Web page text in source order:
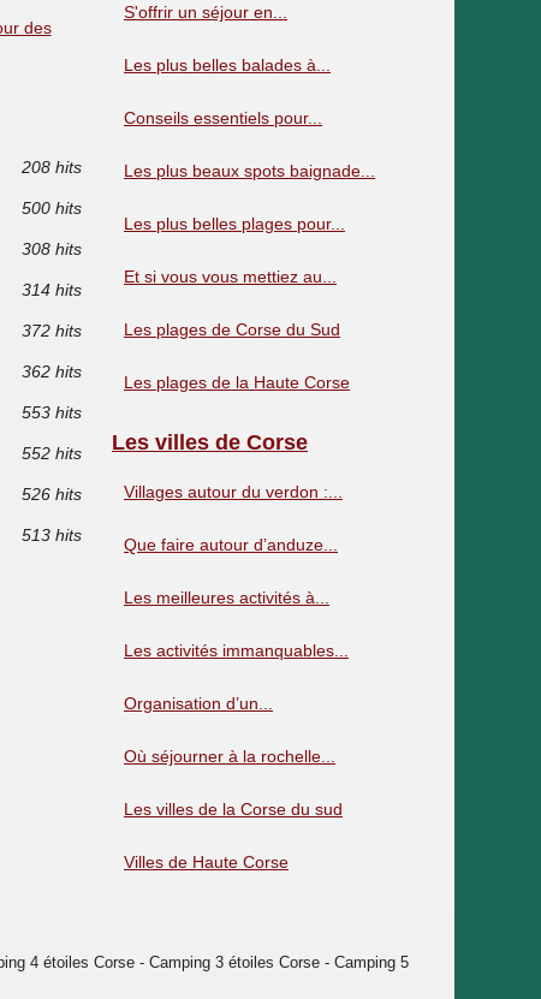
des
208 hits
500 hits
308 hits
314 hits
372 hits
362 hits
553 hits
552 hits
526 hits
513 hits
S'offrir un séjour en...
Les plus belles balades à...
Conseils essentiels pour...
Les plus beaux spots baignade...
Les plus belles plages pour...
Et si vous vous mettiez au...
Les plages de Corse du Sud
Les plages de la Haute Corse
Les villes de Corse
Villages autour du verdon :...
Que faire autour d’anduze...
Les meilleures activités à...
Les activités immanquables...
Organisation d’un...
Où séjourner à la rochelle...
Les villes de la Corse du sud
Villes de Haute Corse
4 étoiles Corse - Camping 3 étoiles Corse - Camping 5